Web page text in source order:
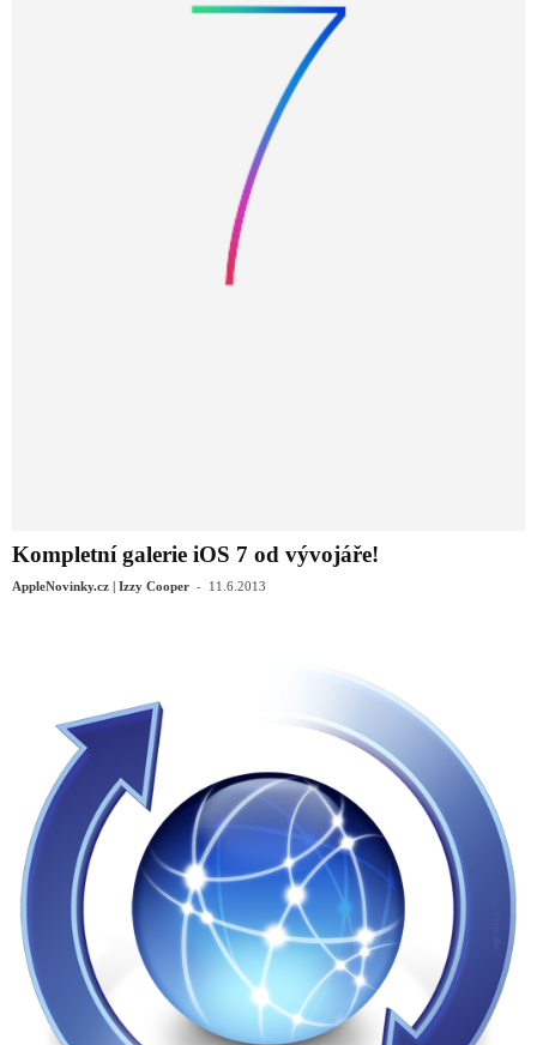
Kompletní galerie iOS 7 od vývojáře!
AppleNovinky.cz | Izzy Cooper - 11.6.2013